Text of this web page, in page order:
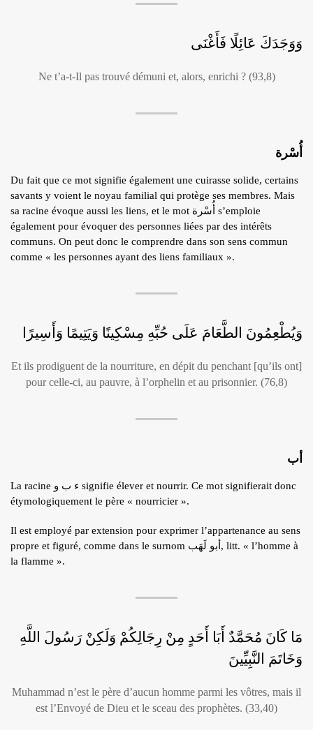
وَوَجَدَكَ عَائِلًا فَأَغْنَى
Ne t’a-t-Il pas trouvé démuni et, alors, enrichi ? (93,8)
أُسْرة
Du fait que ce mot signifie également une cuirasse solide, certains
savants y voient le noyau familial qui protège ses membres. Mais
sa racine évoque aussi les liens, et le mot أُسْرة s’emploie
également pour évoquer des personnes liées par des intérêts
communs. On peut donc le comprendre dans son sens commun
comme « les personnes ayant des liens familiaux ».
وَيُطْعِمُونَ الطَّعَامَ عَلَى حُبِّهِ مِسْكِينًا وَيَتِيمًا وَأَسِيرًا
Et ils prodiguent de la nourriture, en dépit du penchant [qu’ils ont]
pour celle-ci, au pauvre, à l’orphelin et au prisonnier. (76,8)
أب
La racine ء ب و signifie élever et nourrir. Ce mot signifierait donc
étymologiquement le père « nourricier ».
Il est employé par extension pour exprimer l’appartenance au sens
propre et figuré, comme dans le surnom أبو لَهَب, litt. « l’homme à
la flamme ».
مَا كَانَ مُحَمَّدٌ أَبَا أَحَدٍ مِنْ رِجَالِكُمْ وَلَكِنْ رَسُولَ اللَّهِ
وَخَاتَمَ النَّبِيِّينَ
Muhammad n’est le père d’aucun homme parmi les vôtres, mais il
est l’Envoyé de Dieu et le sceau des prophètes. (33,40)